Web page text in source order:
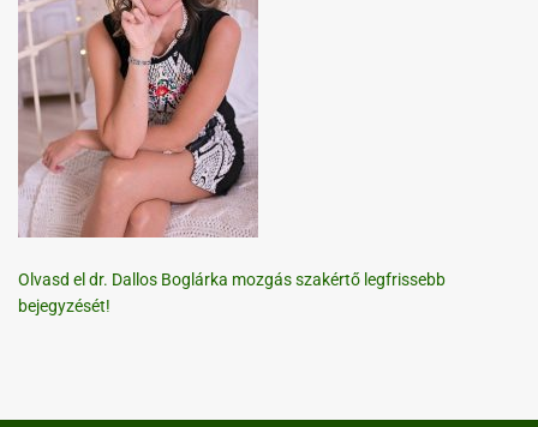
Olvasd el dr. Dallos Boglárka mozgás szakértő legfrissebb
bejegyzését!